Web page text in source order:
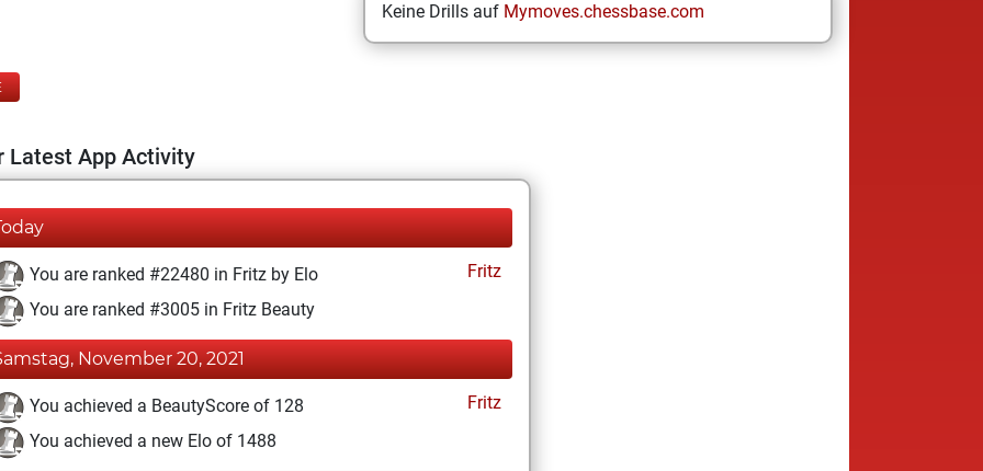
Keine Drills auf Mymoves.chessbase.com
Latest App Activity
You are ranked #22480 in Fritz by Elo
Fritz
You are ranked #3005 in Fritz Beauty
November 20, 2021
You achieved a BeautyScore of 128
Fritz
You achieved a new Elo of 1488